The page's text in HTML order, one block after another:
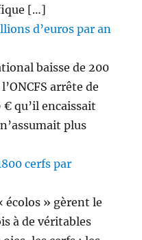
[…]
d’euros par an
baisse de 200
arrête de
qu’il encaissait
plus
cerfs par
écolos » gèrent le
à de véritables